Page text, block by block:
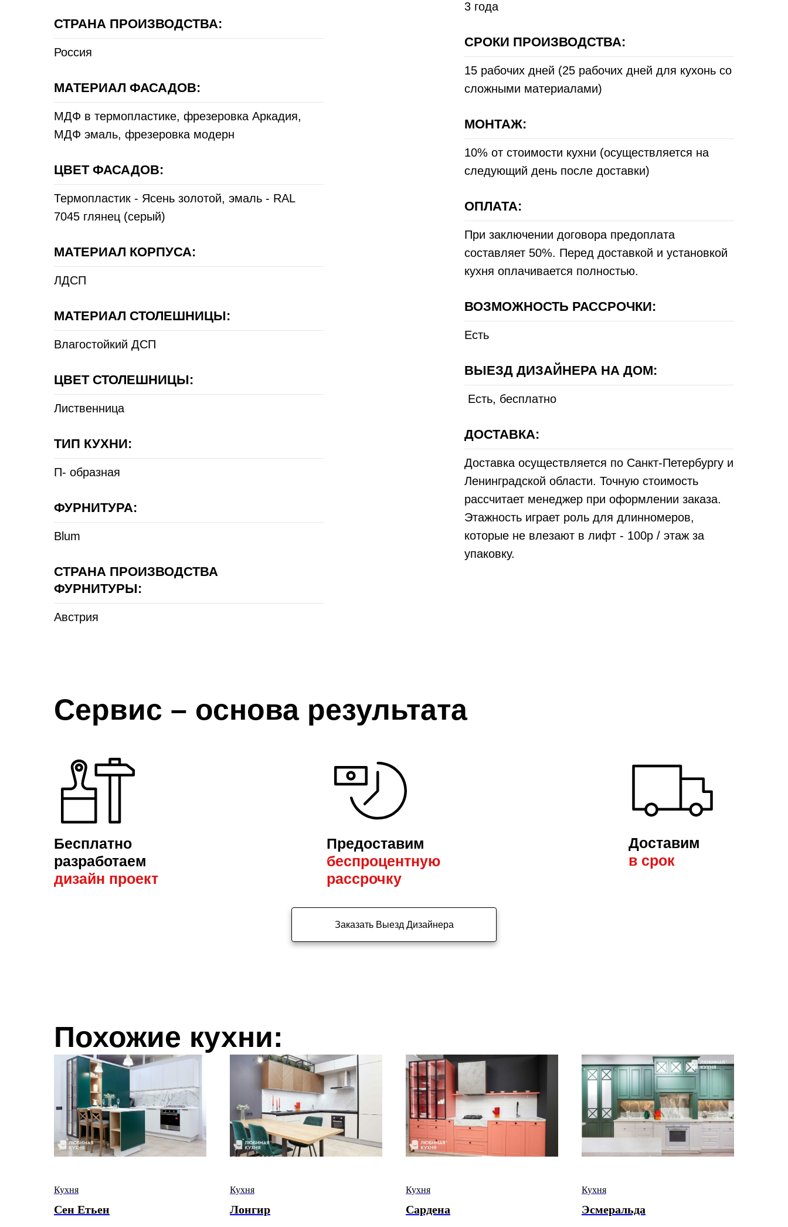
СТРАНА ПРОИЗВОДСТВА:
Россия
МАТЕРИАЛ ФАСАДОВ:
МДФ в термопластике, фрезеровка Аркадия,
МДФ эмаль, фрезеровка модерн
ЦВЕТ ФАСАДОВ:
Термопластик - Ясень золотой, эмаль - RAL
7045 глянец (серый)
МАТЕРИАЛ КОРПУСА:
ЛДСП
МАТЕРИАЛ СТОЛЕШНИЦЫ:
Влагостойкий ДСП
ЦВЕТ СТОЛЕШНИЦЫ:
Лиственница
ТИП КУХНИ:
П- образная
ФУРНИТУРА:
Blum
СТРАНА ПРОИЗВОДСТВА
ФУРНИТУРЫ:
Австрия
3 года
СРОКИ ПРОИЗВОДСТВА:
15 рабочих дней (25 рабочих дней для кухонь со
сложными материалами)
МОНТАЖ:
10% от стоимости кухни (осуществляется на
следующий день после доставки)
ОПЛАТА:
При заключении договора предоплата
составляет 50%. Перед доставкой и установкой
кухня оплачивается полностью.
ВОЗМОЖНОСТЬ РАССРОЧКИ:
Есть
ВЫЕЗД ДИЗАЙНЕРА НА ДОМ:
Есть, бесплатно
ДОСТАВКА:
Доставка осуществляется по Санкт-Петербургу и
Ленинградской области. Точную стоимость
рассчитает менеджер при оформлении заказа.
Этажность играет роль для длинномеров,
которые не влезают в лифт - 100р / этаж за
упаковку.
Бесплатно
разработаем
дизайн проект
Предоставим
беспроцентную
рассрочку
Доставим
в срок
Сервис – основа результата
Заказать Выезд Дизайнера
Похожие кухни:
Кухня
Сен Етьен
Кухня
Лонгир
Кухня
Сардена
Кухня
Эсмеральда